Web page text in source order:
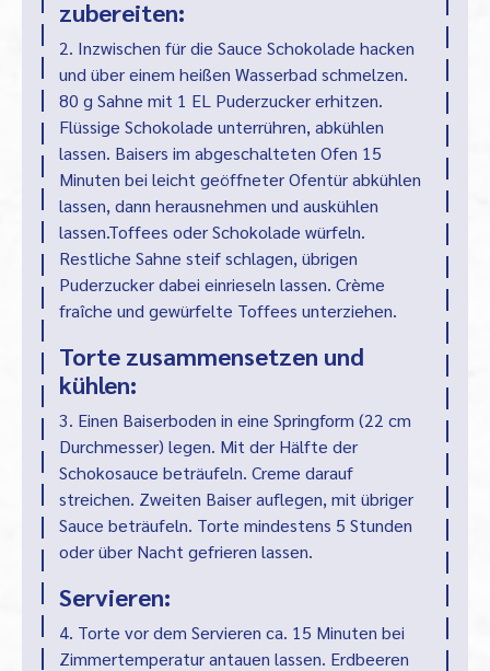
zubereiten:
2. Inzwischen für die Sauce Schokolade hacken
und über einem heißen Wasserbad schmelzen.
80 g Sahne mit 1 EL Puderzucker erhitzen.
Flüssige Schokolade unterrühren, abkühlen
lassen. Baisers im abgeschalteten Ofen 15
Minuten bei leicht geöffneter Ofentür abkühlen
lassen, dann herausnehmen und auskühlen
lassen.Toffees oder Schokolade würfeln.
Restliche Sahne steif schlagen, übrigen
Puderzucker dabei einrieseln lassen. Crème
fraîche und gewürfelte Toffees unterziehen.
Torte zusammensetzen und
kühlen:
3. Einen Baiserboden in eine Springform (22 cm
Durchmesser) legen. Mit der Hälfte der
Schokosauce beträufeln. Creme darauf
streichen. Zweiten Baiser auflegen, mit übriger
Sauce beträufeln. Torte mindestens 5 Stunden
oder über Nacht gefrieren lassen.
Servieren:
4. Torte vor dem Servieren ca. 15 Minuten bei
Zimmertemperatur antauen lassen. Erdbeeren